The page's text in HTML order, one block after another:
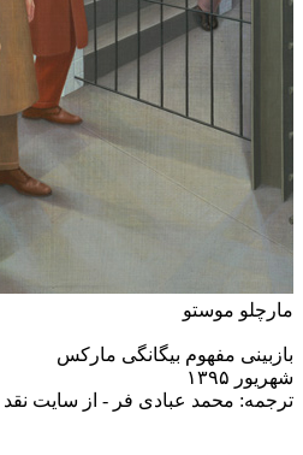
مارچلو موستو
بازبینی مفهوم بیگانگی مارکس
شهريور ۱۳۹۵
ترجمه: محمد عبادی فر - از سايت